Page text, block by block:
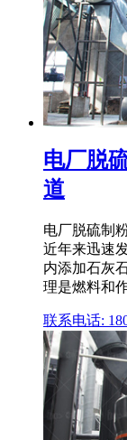
电厂脱
道
电厂脱硫制
近年来迅速
内添加石灰
理是燃料和
联系电话: